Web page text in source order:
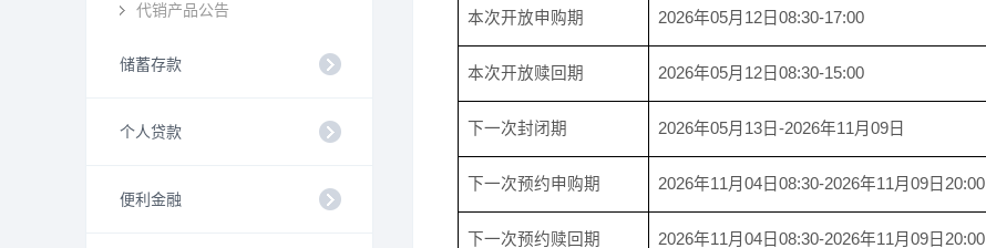
代销产品公告
储蓄存款
个人贷款
便利金融
本次开放申购期 2026年05月12日08:30-17:00
本次开放赎回期 2026年05月12日08:30-15:00
下一次封闭期 2026年05月13日-2026年11月09日
下一次预约申购期 2026年11月04日08:30-2026年11月09日20:00
下一次预约赎回期 2026年11月04日08:30-2026年11月09日20:00